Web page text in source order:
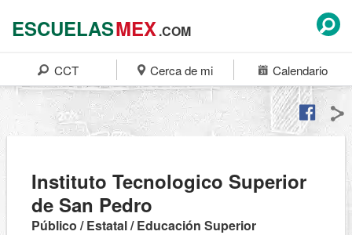
ESCUELASMEX.COM
CCT Cerca de mi Calendario
Instituto Tecnologico Superior
de San Pedro
Público / Estatal / Educación Superior